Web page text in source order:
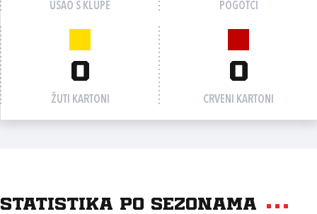
UŠAO S KLUPE POGOTCI
0
ŽUTI KARTONI
0
CRVENI KARTONI
Statistika po sezonama